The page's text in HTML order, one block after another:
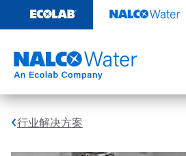
至
行业解决方案